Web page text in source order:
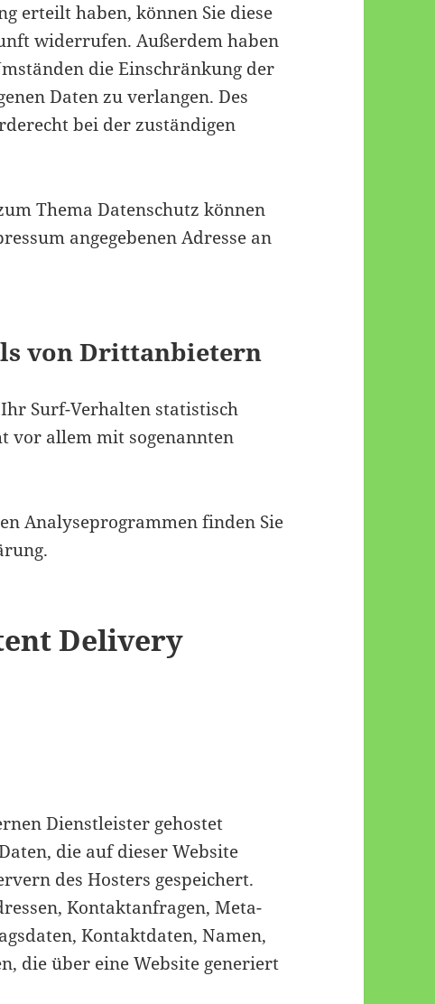
erteilt haben, können Sie diese
widerrufen. Außerdem haben
die Einschränkung der
Daten zu verlangen. Des
bei der zuständigen
Thema Datenschutz können
angegebenen Adresse an
von Dritt­anbietern
Surf-Verhalten statistisch
vor allem mit sogenannten
Analyseprogrammen finden Sie
Delivery
Dienstleister gehostet
die auf dieser Website
des Hosters gespeichert.
Kontaktanfragen, Meta-
Kontaktdaten, Namen,
die über eine Website generiert